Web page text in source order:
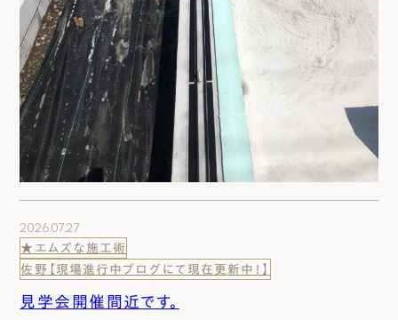
2026.07.27
★エムズな施工術
佐野【現場進行中ブログにて現在更新中！】
見学会開催間近です。